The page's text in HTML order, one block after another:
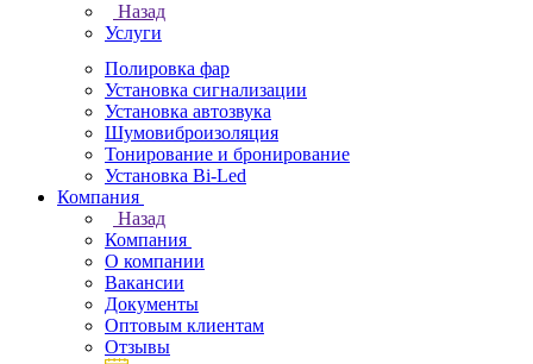
Назад
Услуги
Полировка фар
Установка сигнализации
Установка автозвука
Шумовиброизоляция
Тонирование и бронирование
Установка Bi-Led
Компания
Назад
Компания
О компании
Вакансии
Документы
Оптовым клиентам
Отзывы